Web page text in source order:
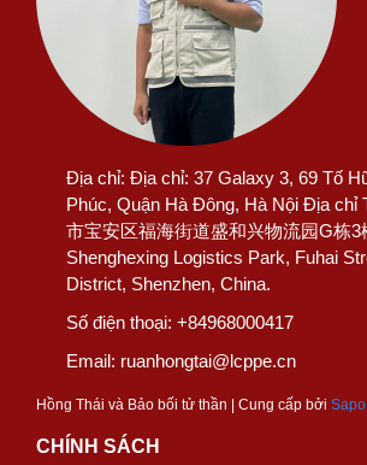
Địa chỉ: Địa chỉ: 37 Galaxy 3, 69 Tố
Phúc, Quận Hà Đông, Hà Nội Địa chỉ
市宝安区福海街道盛和兴物流园G栋3
Shenghexing Logistics Park, Fuhai
District, Shenzhen, China.
Số điện thoại: +84968000417
Email: ruanhongtai@lcppe.cn
Hồng Thái và Bảo bối tử thần | Cung cấp bởi Sapo
CHÍNH SÁCH